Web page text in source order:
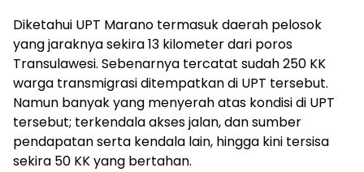
Diketahui UPT Marano termasuk daerah pelosok
yang jaraknya sekira 13 kilometer dari poros
Transulawesi. Sebenarnya tercatat sudah 250 KK
warga transmigrasi ditempatkan di UPT tersebut.
Namun banyak yang menyerah atas kondisi di UPT
tersebut; terkendala akses jalan, dan sumber
pendapatan serta kendala lain, hingga kini tersisa
sekira 50 KK yang bertahan.